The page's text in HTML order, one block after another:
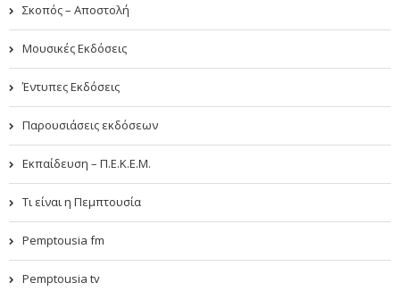
Σκοπός – Αποστολή
Μουσικές Εκδόσεις
Έντυπες Εκδόσεις
Παρουσιάσεις εκδόσεων
Εκπαίδευση – Π.Ε.Κ.Ε.Μ.
Τι είναι η Πεμπτουσία
Pemptousia fm
Pemptousia tv